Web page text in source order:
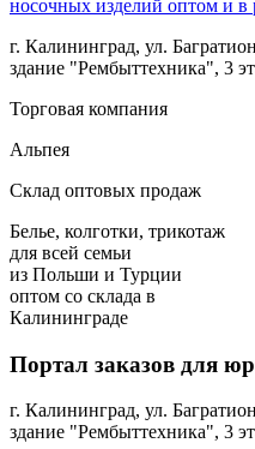
г. Калининград, ул.
здание "Рембыттехника", 3
Торговая компания
Альпея
Склад оптовых продаж
Белье, колготки, трикотаж
для всей семьи
из Польши и Турции
оптом со склада в
Калининграде
Портал заказов для
г. Калининград, ул.
здание "Рембыттехника", 3